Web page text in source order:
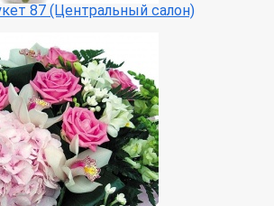
87 (Центральный салон)